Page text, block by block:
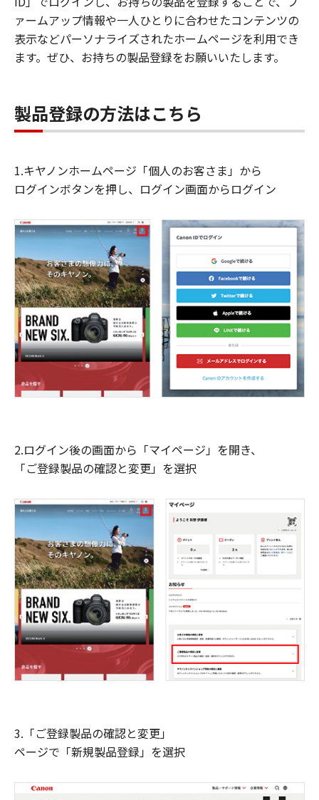
ァームアップ情報や一人ひとりに合わせたコンテンツの
表示などパーソナライズされたホームページを利用でき
ます。ぜひ、お持ちの製品登録をお願いいたします。
製品登録の方法はこちら
1.キヤノンホームページ「個人のお客さま」から
ログインボタンを押し、ログイン画面からログイン
2.ログイン後の画面から「マイページ」を開き、
「ご登録製品の確認と変更」を選択
3.「ご登録製品の確認と変更」
ページで「新規製品登録」を選択